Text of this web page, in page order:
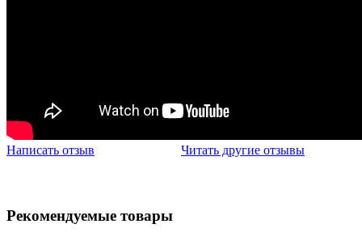
Написать отзыв Читать другие отзывы
Рекомендуемые товары